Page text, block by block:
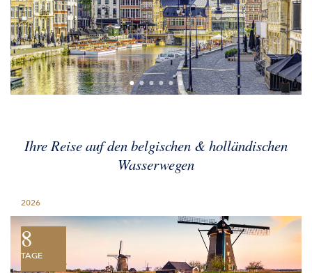
Ihre Reise auf den belgischen & holländischen
Wasserwegen
2026
8
TAGE